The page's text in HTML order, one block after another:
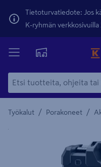
Tietoturvatiedote: Jos
K-ryhmän verkkosivuilla
Työkalut / Porakoneet /
Yksityiskohtainen